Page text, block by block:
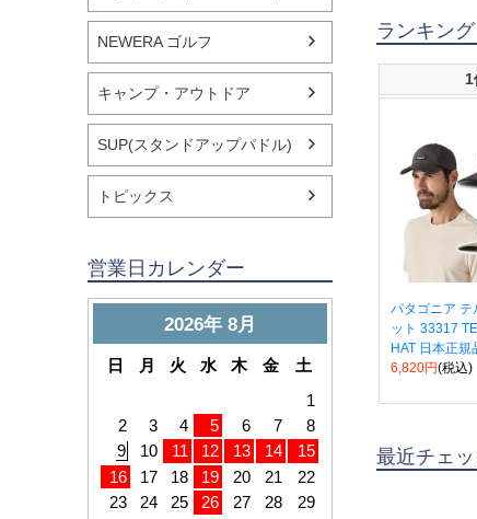
NEWERA ゴルフ
キャンプ・アウトドア
SUP(スタンドアップパドル)
トピックス
営業日カレンダー
ランキング
1
パタゴニア テ
ット 33317
HAT 日本正規
6,820円(税込)
最近チェ